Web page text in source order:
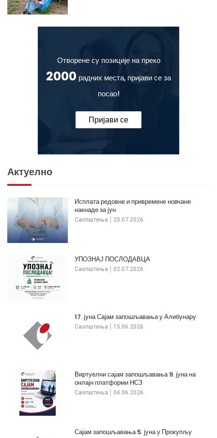
Отворене су позиције на преко
2000 радних места, пријави се за
посао!
Пријави се
Актуелно
Саопштења 20.07.2026.
Исплата редовне и привремене новчане
накнаде за јун
Саопштења 02.07.2026.
УПОЗНАЈ ПОСЛОДАВЦА
Саопштења 15.06.2026.
17. јуна Сајам запошљавања у Алибунару
Саопштења 04.06.2026.
Виртуелни сајам запошљавања 9. јуна на
онлајн платформи НСЗ
Сајам запошљавања 5. јуна у Прокупљу